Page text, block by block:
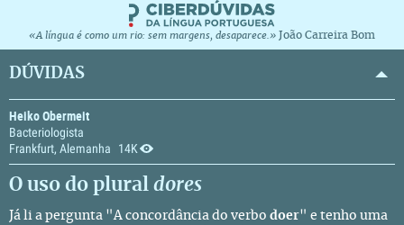
«A língua é como um rio: sem margens, desaparece.» João Carreira Bom
DÚVIDAS
Heiko Obermeit
Bacteriologista
Frankfurt, Alemanha
14K
O uso do plural dores
Já li a pergunta "A concordância do verbo doer" e tenho uma